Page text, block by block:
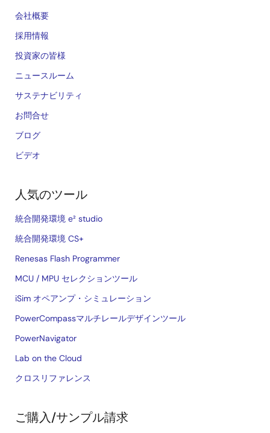
会社概要
採用情報
投資家の皆様
ニュースルーム
サステナビリティ
お問合せ
ブログ
ビデオ
人気のツール
統合開発環境 e² studio
統合開発環境 CS+
Renesas Flash Programmer
MCU / MPU セレクションツール
iSim オペアンプ・シミュレーション
PowerCompassマルチレールデザインツール
PowerNavigator
Lab on the Cloud
クロスリファレンス
ご購入/サンプル請求